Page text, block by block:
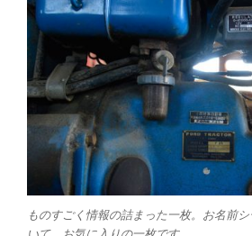
ものすごく情報の詰まった一枚。お名前